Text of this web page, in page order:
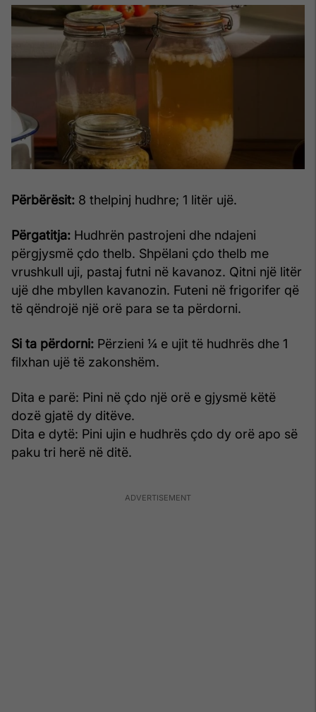
Përbërësit: 8 thelpinj hudhre; 1 litër ujë.
Përgatitja: Hudhrën pastrojeni dhe ndajeni
përgjysmë çdo thelb. Shpëlani çdo thelb me
vrushkull uji, pastaj futni në kavanoz. Qitni një litër
ujë dhe mbyllen kavanozin. Futeni në frigorifer që
të qëndrojë një orë para se ta përdorni.
Si ta përdorni: Përzieni ¼ e ujit të hudhrës dhe 1
filxhan ujë të zakonshëm.
Dita e parë: Pini në çdo një orë e gjysmë këtë
dozë gjatë dy ditëve.
Dita e dytë: Pini ujin e hudhrës çdo dy orë apo së
paku tri herë në ditë.